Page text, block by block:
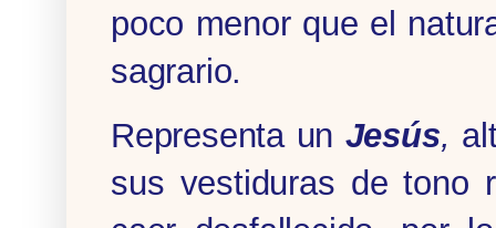
poco menor que el
sagrario.
Representa un Jesús,
sus vestiduras de tono